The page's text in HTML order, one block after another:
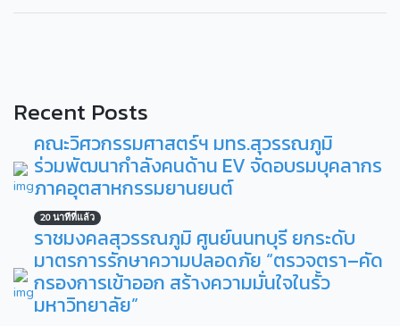
Recent Posts
คณะวิศวกรรมศาสตร์ฯ มทร.สุวรรณภูมิ
ร่วมพัฒนากำลังคนด้าน EV จัดอบรมบุคลากร
ภาคอุตสาหกรรมยานยนต์
20 นาทีที่แล้ว
ราชมงคลสุวรรณภูมิ ศูนย์นนทบุรี ยกระดับ
มาตรการรักษาความปลอดภัย “ตรวจตรา–คัด
กรองการเข้าออก สร้างความมั่นใจในรั้ว
มหาวิทยาลัย”